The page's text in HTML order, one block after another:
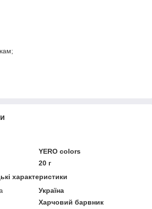
YERO colors
20 г
характеристики
Україна
Харчовий барвник